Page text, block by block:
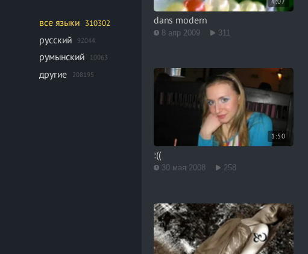
все языки 310302
русский 92044
румынский 10063
другие 208195
dans modern
8 апр 2009 311
1:50
:((
30 мая 2008 258